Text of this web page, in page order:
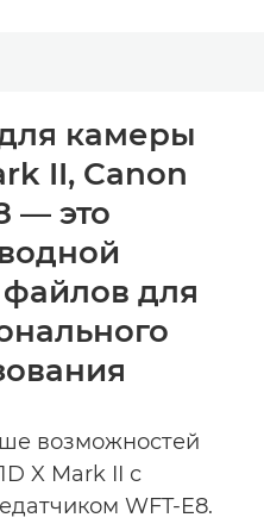
камеры
II, Canon
–– это
для
возможностей
X Mark II с
WFT-E8.